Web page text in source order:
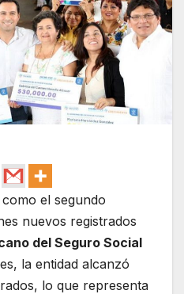
el segundo
nuevos registrados
del Seguro Social
la entidad alcanzó
lo que representa